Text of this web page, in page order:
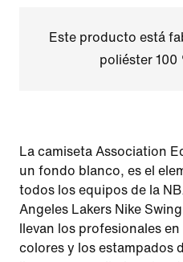
Este producto está
poliéster 100
La camiseta Association
un fondo blanco, es el
todos los equipos de la
Angeles Lakers Nike
llevan los profesionales
colores y los estampados